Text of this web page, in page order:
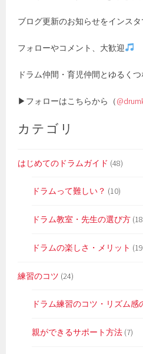
ブログ更新のお知らせをインス
フォローやコメント、大歓迎
ドラム仲間・育児仲間とゆるく
▶フォローはこちらから（
カテゴリ
はじめてのドラムガイド (48)
ドラムって難しい？ (10)
ドラム教室・先生の選び方
ドラムの楽しさ・メリット
練習のコツ (24)
ドラム練習のコツ・リズム感
親ができるサポート方法 (7)